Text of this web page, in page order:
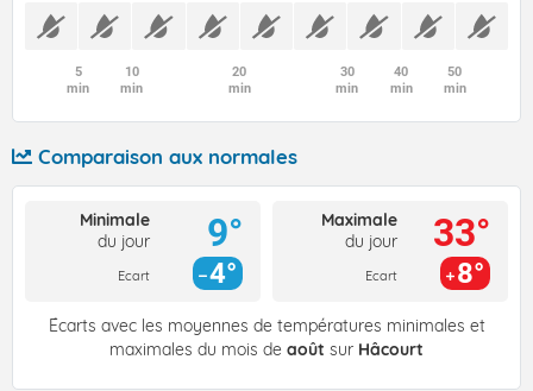
5
min
10
min
20
min
30
min
40
min
50
min
Comparaison aux normales
Minimale
du jour
Ecart
9°
4°
Maximale
du jour
Ecart
33°
8°
Écarts avec les moyennes de températures minimales et
maximales du mois de août sur Hâcourt